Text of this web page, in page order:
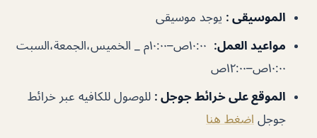
الموسيقى : يوجد موسيقى
مواعيد العمل:
١٠:٠٠ص–١٠:٠٠م _ الخميس،الجمعة،السبت
١٠:٠٠ص–١٢:٠٠ص
الموقع على خرائط جوجل : للوصول للكافيه عبر خرائط
جوجل اضغط هنا